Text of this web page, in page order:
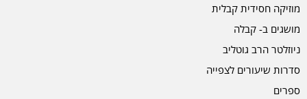
מוזיקה חסידית קבלית
מושגים ב- קבלה
ניוזלטר הרב גוטליב
סדרות שיעורים לצפייה
ספרים